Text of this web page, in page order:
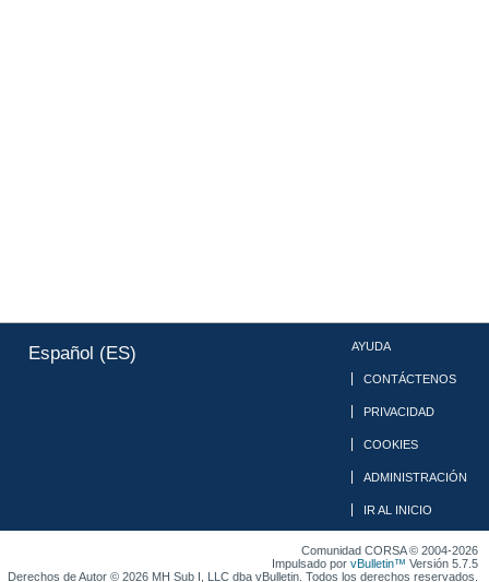
Español (ES) AYUDA
CONTÁCTENOS
PRIVACIDAD
COOKIES
ADMINISTRACIÓN
IR AL INICIO
Comunidad CORSA © 2004-2026
Impulsado por vBulletin™ Versión 5.7.5
Derechos de Autor © 2026 MH Sub I, LLC dba vBulletin. Todos los derechos reservados.